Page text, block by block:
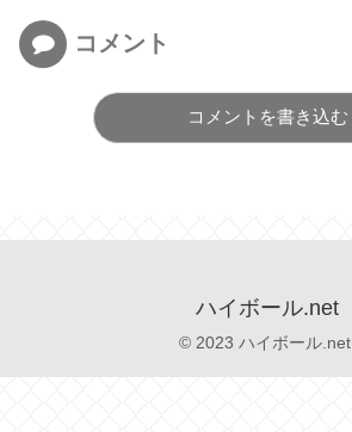
コメント
コメントを書き込む
ハイボール.net
© 2023 ハイボール.net.